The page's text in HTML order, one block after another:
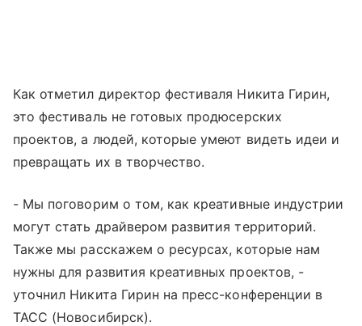
Как отметил директор фестиваля Никита Гирин,
это фестиваль не готовых продюсерских
проектов, а людей, которые умеют видеть идеи и
превращать их в творчество.
- Мы поговорим о том, как креативные индустрии
могут стать драйвером развития территорий.
Также мы расскажем о ресурсах, которые нам
нужны для развития креативных проектов, -
уточнил Никита Гирин на пресс-конференции в
ТАСС (Новосибирск).